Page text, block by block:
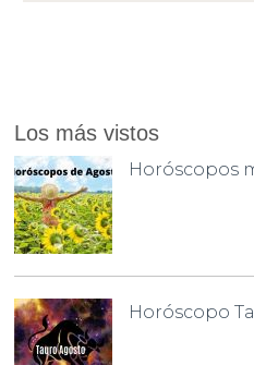
Los más vistos
Horóscopos
Horóscopo